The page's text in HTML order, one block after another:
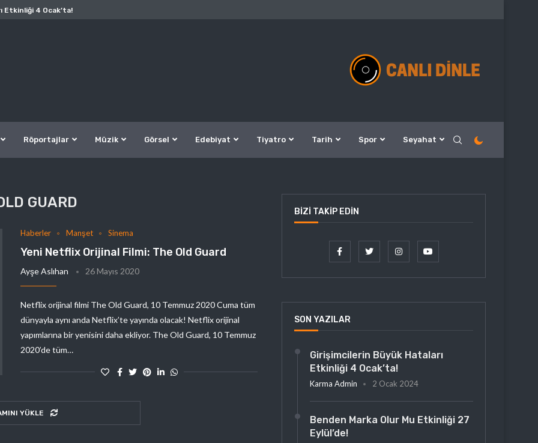
Etkinliği 4 Ocak’ta!
Röportajlar Müzik Görsel Edebiyat Tiyatro Tarih Spor Seyahat
GUARD
Haberler Manşet Sinema
Yeni Netflix Orijinal Filmi: The Old Guard
Ayşe Aslıhan 26 Mayıs 2020
Netflix orijinal filmi The Old Guard, 10 Temmuz 2020 Cuma tüm
dünyayla aynı anda Netflix’te yayında olacak! Netflix orijinal
yapımlarına bir yenisini daha ekliyor. The Old Guard, 10 Temmuz
2020’de tüm…
YÜKLE
BIZI TAKIP EDIN
SON YAZILAR
Girişimcilerin Büyük Hataları
Etkinliği 4 Ocak’ta!
Karma Admin 2 Ocak 2024
Benden Marka Olur Mu Etkinliği 27
Eylül’de!